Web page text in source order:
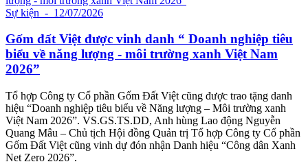
Sự kiện - 12/07/2026
Gốm đất Việt được vinh danh “ Doanh nghiệp tiêu
biểu về năng lượng - môi trường xanh Việt Nam
2026”
Tổ hợp Công ty Cổ phần Gốm Đất Việt cũng được trao tặng danh
hiệu “Doanh nghiệp tiêu biểu về Năng lượng – Môi trường xanh
Việt Nam 2026”. VS.GS.TS.DD, Anh hùng Lao động Nguyễn
Quang Mâu – Chủ tịch Hội đồng Quản trị Tổ hợp Công ty Cổ phần
Gốm Đất Việt cũng vinh dự đón nhận Danh hiệu “Công dân Xanh
Net Zero 2026”.